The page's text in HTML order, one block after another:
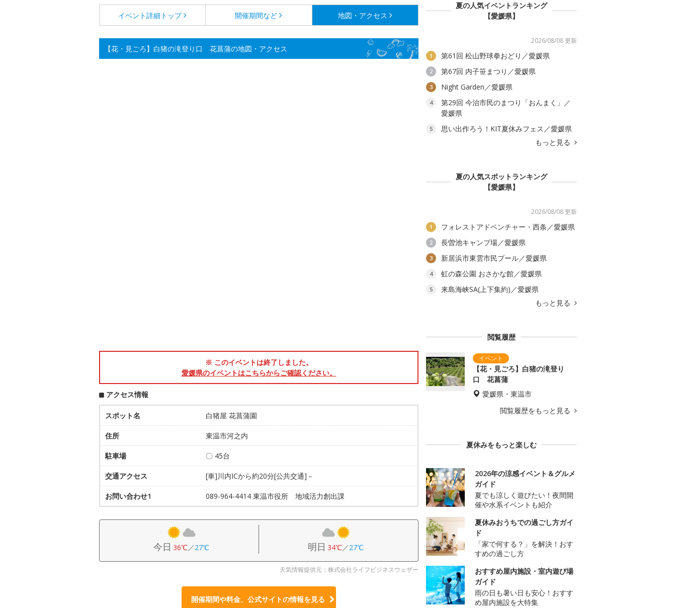
イベント詳細 トップ 開催期間など 地図・アクセス
【花・見ごろ】白猪の滝登り口 花菖蒲の地図・アクセス
※ このイベントは終了しました。
愛媛県のイベントはこちらからご確認ください。
アクセス情報
スポット名 白猪屋 花菖蒲園
住所 東温市河之内
駐車場 〇 45台
交通アクセス [車]川内ICから約20分[公共交通]－
お問い合わせ1 089-964-4414 東温市役所 地域活力創出課
今日 36℃／27℃ 明日 34℃／27℃
天気情報提供元：株式会社ライフビジネスウェザー
開催期間や料金、公式サイトの情報を見る
夏の人気イベントランキング
【愛媛県】
2026/08/08 更新
1 第61回 松山野球拳おどり／愛媛県
2 第67回 内子笹まつり／愛媛県
3 Night Garden／愛媛県
4
第29回 今治市民のまつり「おんまく」／
愛媛県
5
思い出作ろう！KIT夏休みフェス／愛媛県
もっと見る
夏の人気スポットランキング
【愛媛県】
2026/08/08 更新
1 フォレストアドベンチャー・西条／愛媛県
2 長曽池キャンプ場／愛媛県
3 新居浜市東雲市民プール／愛媛県
4 虹の森公園 おさかな館／愛媛県
5
来島海峡SA(上下集約)／愛媛県
もっと見る
閲覧履歴
【花・見ごろ】白猪の滝登り
口 花菖蒲
愛媛県・東温市
閲覧履歴をもっと見る
夏休みをもっと楽しむ
2026年の涼感イベント＆グルメ
ガイド
夏でも涼しく遊びたい！夜間開
催や水系イベントも紹介
夏休みおうちでの過ごし方ガイ
ド
「家で何する？」を解決！おす
すめの過ごし方
おすすめ屋内施設・室内遊び場
ガイド
雨の日も暑い日も安心！おすす
め屋内施設を大特集